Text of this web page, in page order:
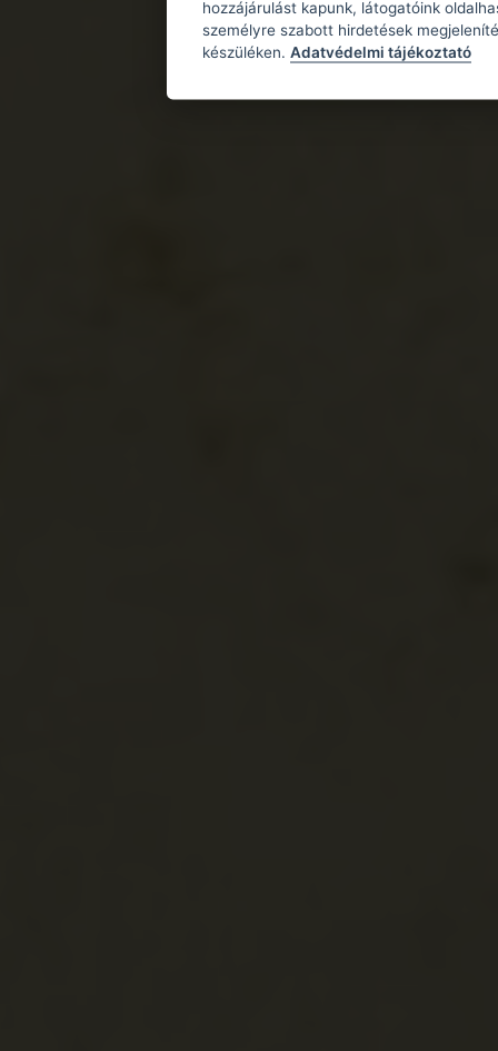
hozzájárulást kapunk, látogatóink
személyre szabott hirdetések
készüléken. Adatvédelmi tájékoztató